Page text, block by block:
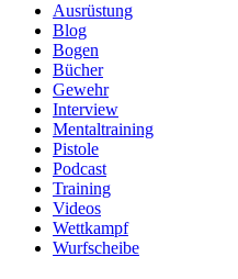
Ausrüstung
Blog
Bogen
Bücher
Gewehr
Interview
Mentaltraining
Pistole
Podcast
Training
Videos
Wettkampf
Wurfscheibe